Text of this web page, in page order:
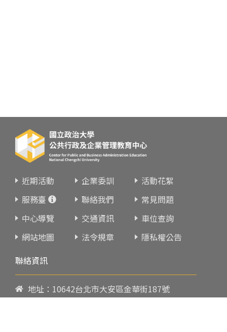
近期活動 企業委訓
活動花絮
服務臺
聯絡我們
常見問題
中心導覽
交通資訊
車位查詢
網站地圖
法令規章
隱私權公告
聯絡資訊
地址：10642台北市大安區金華街187號